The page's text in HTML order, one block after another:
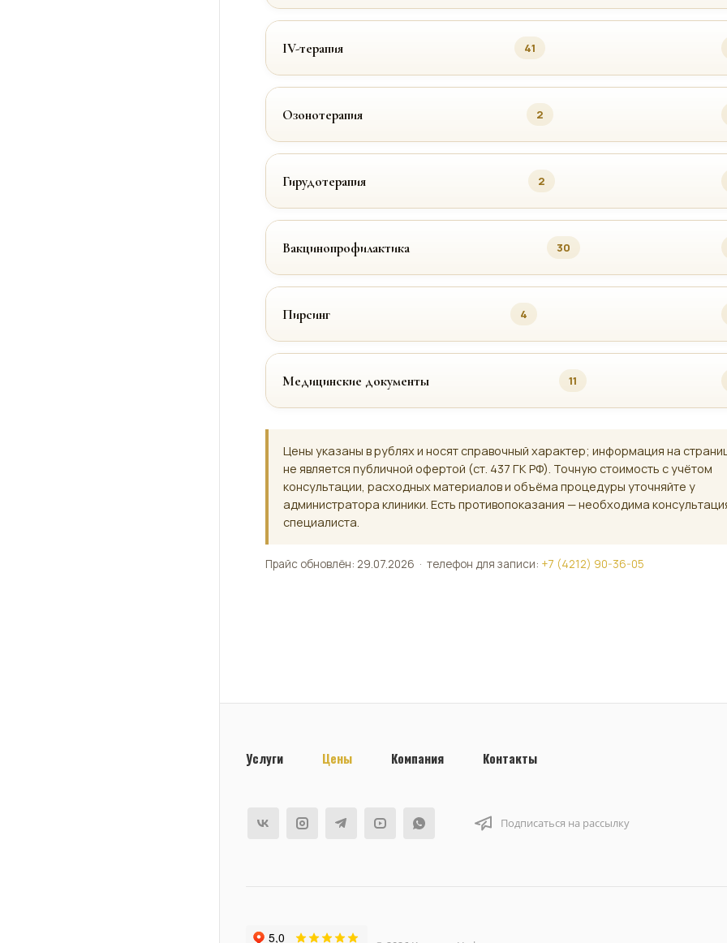
IV-терапия 41
Озонотерапия 2
Гирудотерапия 2
Вакцинопрофилактика 30
Пирсинг 4
Медицинские документы 11
Цены указаны в рублях и носят справочный характер; информация на
не является публичной офертой (ст. 437 ГК РФ). Точную стоимость с учётом
консультации, расходных материалов и объёма процедуры уточняйте у
администратора клиники. Есть противопоказания — необходима
специалиста.
Прайс обновлён: 29.07.2026 · телефон для записи: +7 (4212) 90-36-05
Услуги Цены Компания Контакты
Подписаться на рассылку